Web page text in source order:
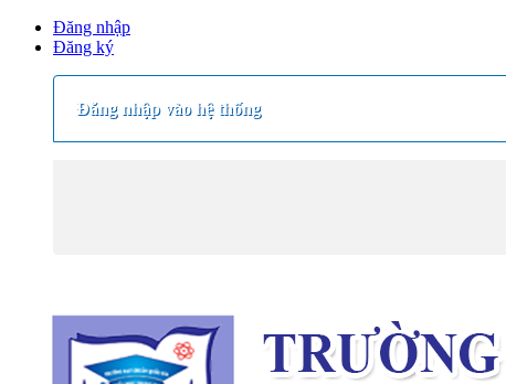
Đăng nhập
Đăng ký
Đăng nhập vào hệ thống